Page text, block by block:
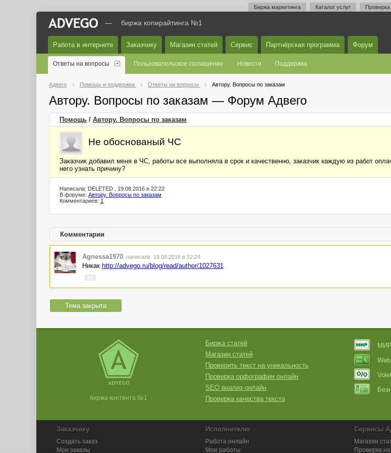
Биржа маркетинга Каталог услуг Проверка
— биржа копирайтинга №1
Работа в интернете Заказчику Магазин статей Сервис Партнёрская программа Форум
Ответы на вопросы Пользовательское соглашение Новости Поддержка
Адвего Помощь и поддержка Ответы на вопросы Автору. Вопросы по заказам
Автору. Вопросы по заказам — Форум Адвего
Помощь / Автору. Вопросы по заказам
Не обоснованый ЧС
Заказчик добавил меня в ЧС, работы все выполняла в срок и качественно, заказчик каждую из работ
него узнать причину?
Написала: DELETED , 19.08.2016 в 22:22
В форуме: Автору. Вопросы по заказам
Комментариев: 1
Комментарии
Agnessa1970 написала 19.08.2016 в 22:24
Никак http://advego.ru/blog/read/author/1027631
Тема закрыта
биржа контента №1
Биржа статей
Магазин статей
Проверить текст на уникальность
Проверка орфографии онлайн
SEO анализ онлайн
Проверка качества текста
Заказчику
Создать заказ
Мои заказы
Исполнителю
Работа онлайн
Мои работы
Сервисы
Магазин
Проверка